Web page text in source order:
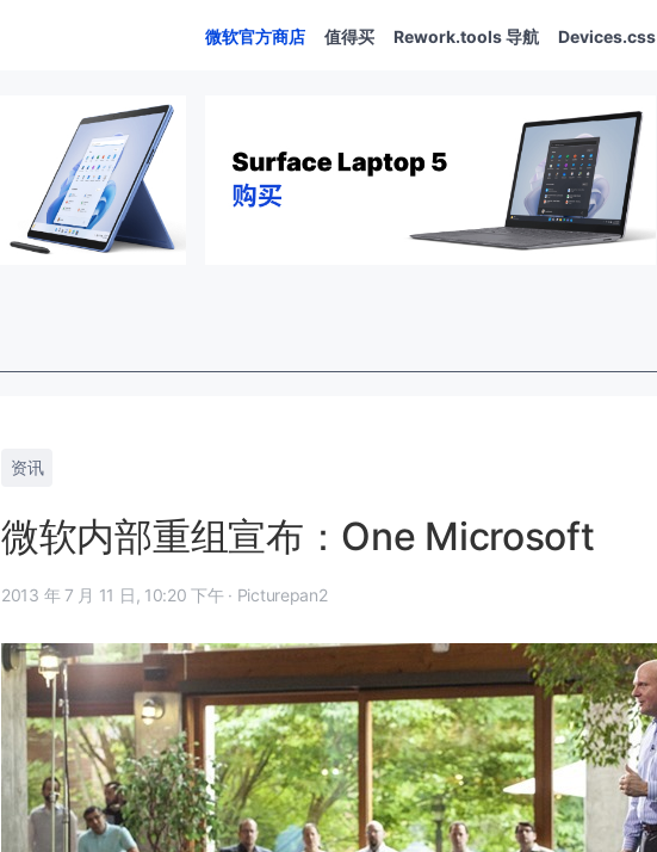
微软官方商店 值得买 Rework.tools 导航 Devices.css
资讯
微软内部重组宣布：One Microsoft
2013 年 7 月 11 日, 10:20 下午 · Picturepan2